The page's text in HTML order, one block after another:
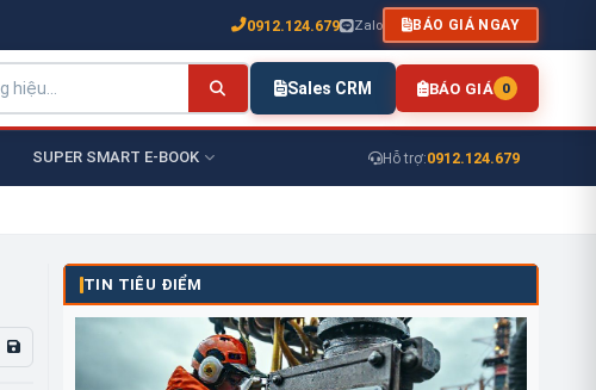
0912.124.679 Zalo BÁO GIÁ NGAY
Sales CRM BÁO GIÁ 0
SUPER SMART E-BOOK Hỗ trợ:0912.124.679
TIN TIÊU ĐIỂM